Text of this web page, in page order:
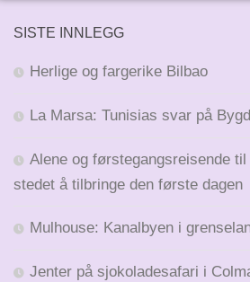
SISTE INNLEGG
Herlige og fargerike Bilbao
La Marsa: Tunisias svar på
Alene og førstegangsreisende
stedet å tilbringe den første dagen
Mulhouse: Kanalbyen i
Jenter på sjokoladesafari i